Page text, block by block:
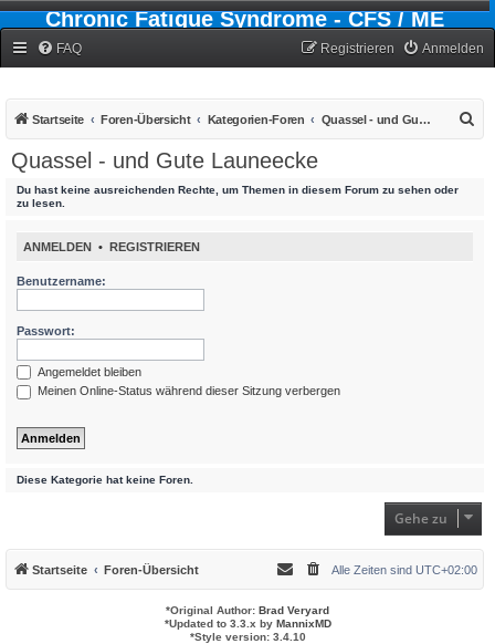
Chronic Fatigue Syndrome - CFS / ME
FAQ Anmelden
Registrieren
Startseite Foren-Übersicht Kategorien-Foren Quassel - und Gute Launeecke
Quassel - und Gute Launeecke
Du hast keine ausreichenden Rechte, um Themen in diesem Forum zu sehen oder
zu lesen.
ANMELDEN • REGISTRIEREN
Benutzername:
Passwort:
Angemeldet bleiben
Meinen Online-Status während dieser Sitzung verbergen
Diese Kategorie hat keine Foren.
Gehe zu
Startseite Foren-Übersicht Alle Zeiten sind UTC+02:00
*Original Author: Brad Veryard
*Updated to 3.3.x by MannixMD
*Style version: 3.4.10